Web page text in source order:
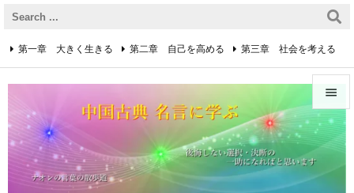


メニュ
第一章 大きく生きる 第二章 自己を高める 第三章 社会を考える
第四章 着実に生きる 第五章 逆境を乗り越えるための心得
第六章 成功の心得 第七章 人と接するための心得
第八章 リーダーの心得